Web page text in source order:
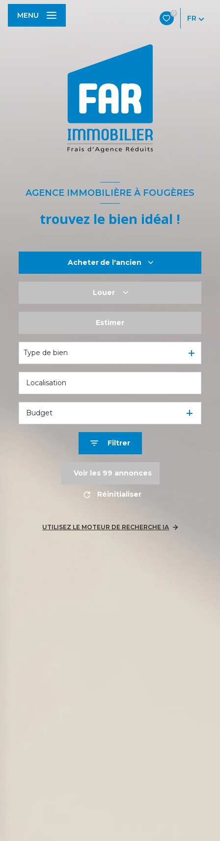
0
FR
MENU
AGENCE IMMOBILIÈRE À FOUGÈRES
trouvez le bien idéal !
Acheter de l'ancien
Louer
Estimer
Type de bien
Budget
Filtrer
Voir les 99 annonces
Réinitialiser
UTILISEZ LE MOTEUR DE RECHERCHE IA